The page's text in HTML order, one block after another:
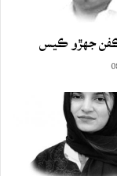
جھڙو ڪيس